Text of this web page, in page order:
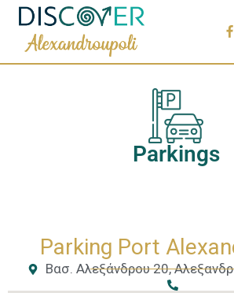
Parkings
Parking Port
Βασ. Αλεξάνδρου 20,